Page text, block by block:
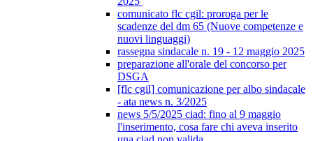
comunicato flc cgil: proroga per le
scadenze del dm 65 (Nuove competenze e
nuovi linguaggi)
rassegna sindacale n. 19 - 12 maggio 2025
preparazione all'orale del concorso per
DSGA
[flc cgil] comunicazione per albo sindacale
- ata news n. 3/2025
news 5/5/2025 ciad: fino al 9 maggio
l'inserimento, cosa fare chi aveva inserito